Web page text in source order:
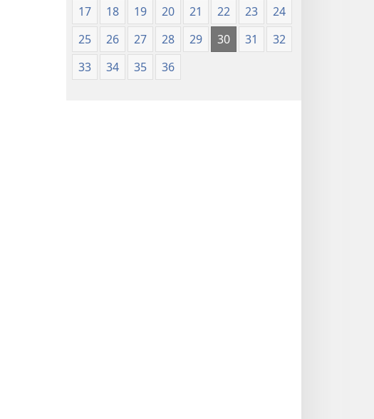
17
18 19 20 21 22 23
24
25
26 27 28 29 30 31
32
33
34 35 36